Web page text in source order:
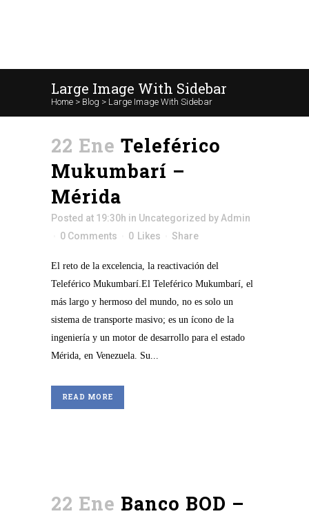
Large Image With Sidebar
Home > Blog > Large Image With Sidebar
22 Ene Teleférico
Mukumbarí –
Mérida
Posted at 19:30h in Uncategorized by Admin
0 Comments
0 Likes Share
El reto de la excelencia, la reactivación del
Teleférico Mukumbarí.El Teleférico Mukumbarí, el
más largo y hermoso del mundo, no es solo un
sistema de transporte masivo; es un ícono de la
ingeniería y un motor de desarrollo para el estado
Mérida, en Venezuela. Su...
READ MORE
22 Ene Banco BOD –